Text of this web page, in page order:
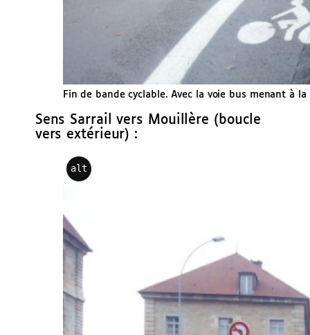
Fin de bande cyclable. Avec la voie bus menant à
Sens Sarrail vers Mouillère (boucle
vers extérieur) :
alt